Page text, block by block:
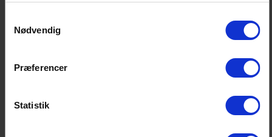
Nødvendig
Præferencer
Statistik
Fakta om